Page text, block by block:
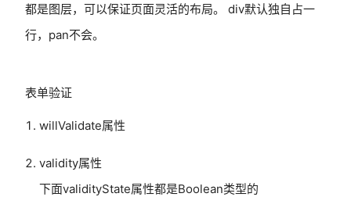
都是图层，可以保证页面灵活的布局。 div默认独自占一
行，pan不会。
表单验证
willValidate属性
validity属性
下面validityState属性都是Boolean类型的